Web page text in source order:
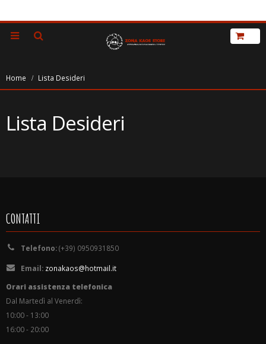
Home Lista Desideri
Lista Desideri
CONTATTI
Telefono:(+39) 0950931850
Email: zonakaos@hotmail.it
Orari assistenza telefonica
Dal Martedì al Venerdì:
10:00 - 13:00
16:00 - 20:00